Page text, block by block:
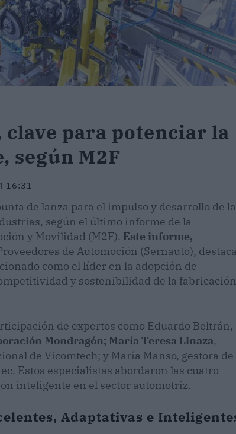
para potenciar la
según M2F
16:31
de lanza para el impulso y desarrollo de la
según el último informe de la
y Movilidad (M2F). Este informe,
de Automoción (Sernauto), destaca
como el líder en la adopción de
y sostenibilidad de la fabricación
de expertos como Eduardo Beltrán,
Mondragón; María Teresa Linaza,
de Vicomtech; y María Manso, gestora de
Estos especialistas abordaron las cuatro
inteligente en el sector automotriz.
Adaptativas e